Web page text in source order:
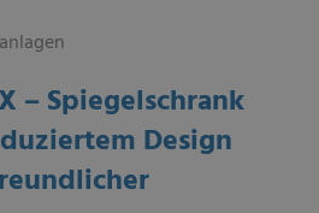
– Spiegelschrank
Design